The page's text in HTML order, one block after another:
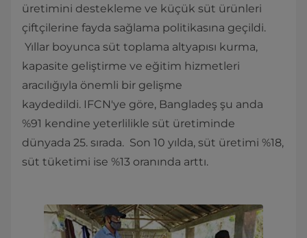
üretimini destekleme ve küçük süt ürünleri
çiftçilerine fayda sağlama politikasına geçildi.
Yıllar boyunca süt toplama altyapısı kurma,
kapasite geliştirme ve eğitim hizmetleri
aracılığıyla önemli bir gelişme
kaydedildi. IFCN'ye göre, Bangladeş şu anda
%91 kendine yeterlilikle süt üretiminde
dünyada 25. sırada. Son 10 yılda, süt üretimi %18,
süt tüketimi ise %13 oranında arttı.